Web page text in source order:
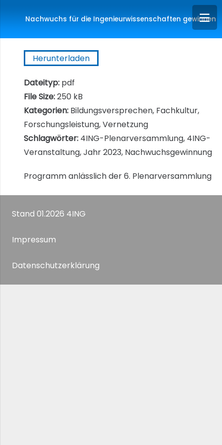
Nachwuchs für die Ingenieurwissenschaften gewinnen
Programm anlässlich der 6. Plenarversammlung
Herunterladen
Dateityp: pdf
File Size:250 kB
Kategorien: Bildungsversprechen, Fachkultur,
Forschungsleistung, Vernetzung
Schlagwörter: 4ING-Plenarversammlung, 4ING-
Veranstaltung, Jahr 2023, Nachwuchsgewinnung
Stand 01.2026 4ING
Impressum
Datenschutzerklärung